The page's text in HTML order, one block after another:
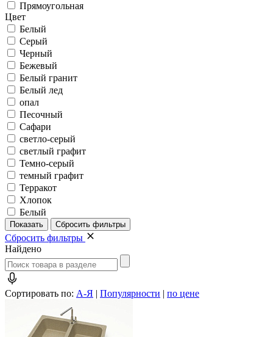
Прямоугольная
Цвет
Белый
Серый
Черный
Бежевый
Белый гранит
Белый лед
опал
Песочный
Сафари
светло-серый
светлый графит
Темно-серый
темный графит
Терракот
Хлопок
Белый
Сбросить фильтры
Найдено
Сортировать по: А-Я | Популярности | по цене